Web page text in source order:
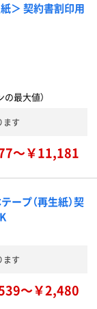
＞ 契約書割印用
の最大値）
ます
～￥11,181
ープ（再生紙）契
ます
～￥2,480